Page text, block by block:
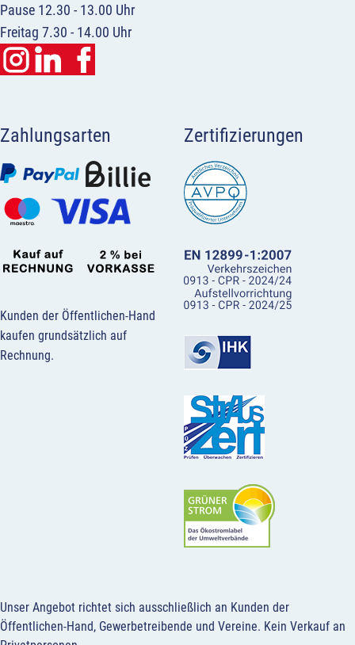
Pause 12.30 - 13.00 Uhr
Freitag 7.30 - 14.00 Uhr
Zahlungsarten
Kunden der Öffentlichen-Hand
kaufen grundsätzlich auf
Rechnung.
Zertifizierungen
Unser Angebot richtet sich ausschließlich an Kunden der
Öffentlichen-Hand, Gewerbetreibende und Vereine. Kein Verkauf an